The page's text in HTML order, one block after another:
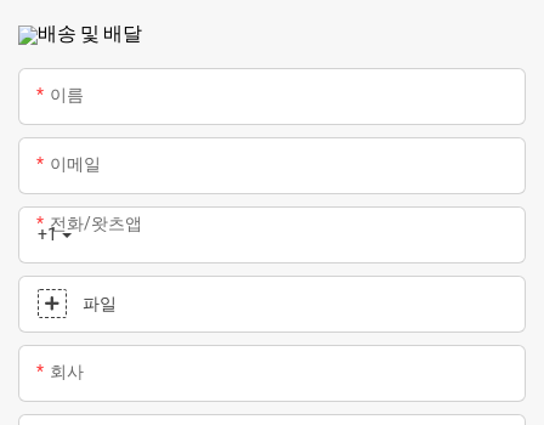
배송 및 배달
이름
이메일
+1전화/왓츠앱
파일
회사